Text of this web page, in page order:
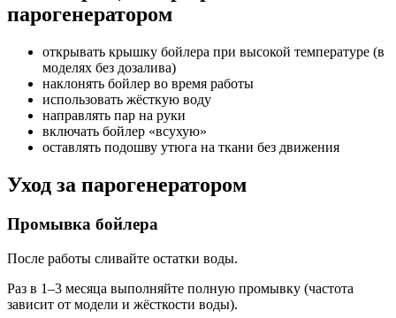
парогенератором
открывать крышку бойлера при высокой температуре (в
моделях без дозалива)
наклонять бойлер во время работы
использовать жёсткую воду
направлять пар на руки
включать бойлер «всухую»
оставлять подошву утюга на ткани без движения
Уход за парогенератором
Промывка бойлера
После работы сливайте остатки воды.
Раз в 1–3 месяца выполняйте полную промывку (частота
зависит от модели и жёсткости воды).